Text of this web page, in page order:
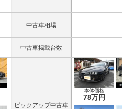
中古車相場
中古車掲載台数
ピックアップ中古車
本体価格
78万円